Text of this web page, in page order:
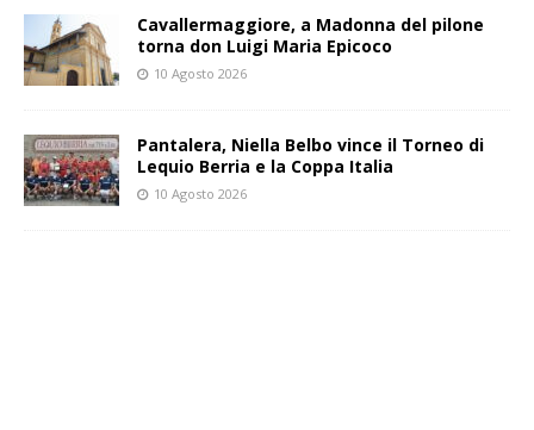
Cavallermaggiore, a Madonna del pilone
torna don Luigi Maria Epicoco
10 Agosto 2026
Pantalera, Niella Belbo vince il Torneo di
Lequio Berria e la Coppa Italia
10 Agosto 2026